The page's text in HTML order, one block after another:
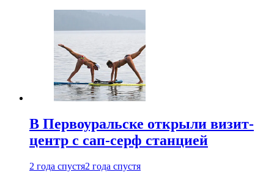
В Первоуральске открыли визит-
центр с сап-серф станцией
2 года спустя2 года спустя